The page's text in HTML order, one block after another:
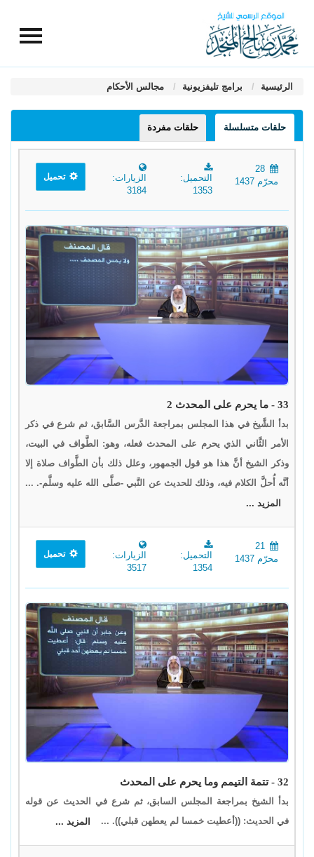
الرئيسية برامج تليفزيونية مجالس الأحكام
حلقات متسلسلة حلقات مفردة
28
محرّم 1437
التحميل:
1353
الزيارات:
3184
تحميل
33 - ما يحرم على المحدث 2
بدأ الشَّيخ في هذا المجلس بمراجعة الدَّرس السَّابق، ثم شرع في ذكر
الأمر الثَّاني الذي يحرم على المحدث فعله، وهو: الطَّواف في البيت،
وذكر الشيخ أنَّ هذا هو قول الجمهور، وعلل ذلك بأن الطَّواف صلاة إلا
أنَّه أُحلَّ الكلام فيه، وذلك للحديث عن النَّبي -صلَّى الله عليه وسلَّم-. ...
المزيد ...
21
محرّم 1437
التحميل:
1354
الزيارات:
3517
تحميل
32 - تتمة التيمم وما يحرم على المحدث
بدأ الشيخ بمراجعة المجلس السابق، ثم شرع في الحديث عن قوله
في الحديث: ((أعطيت خمسا لم يعطهن قبلي)). ...
المزيد ...